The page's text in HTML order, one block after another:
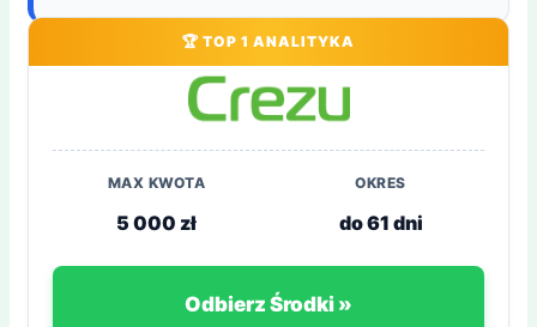
🏆 TOP 1 ANALITYKA
MAX KWOTA
5 000 zł
OKRES
do 61 dni
Odbierz Środki »